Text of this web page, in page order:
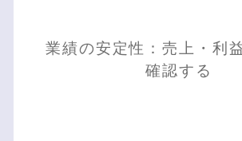
業績の安定性：売上・利
確認する